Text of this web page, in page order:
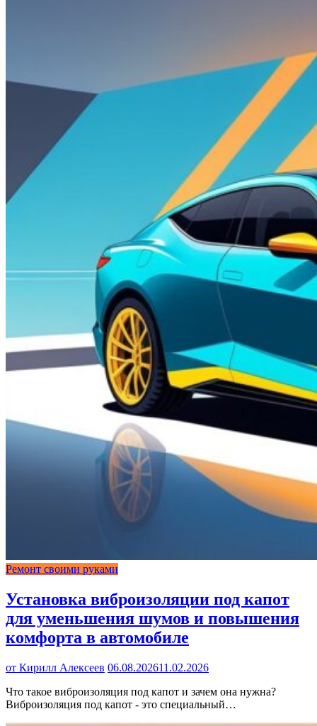
Ремонт своими руками
Установка виброизоляции под капот
для уменьшения шумов и повышения
комфорта в автомобиле
от Кирилл Алексеев 06.08.202611.02.2026
Что такое виброизоляция под капот и зачем она нужна?
Виброизоляция под капот - это специальный…